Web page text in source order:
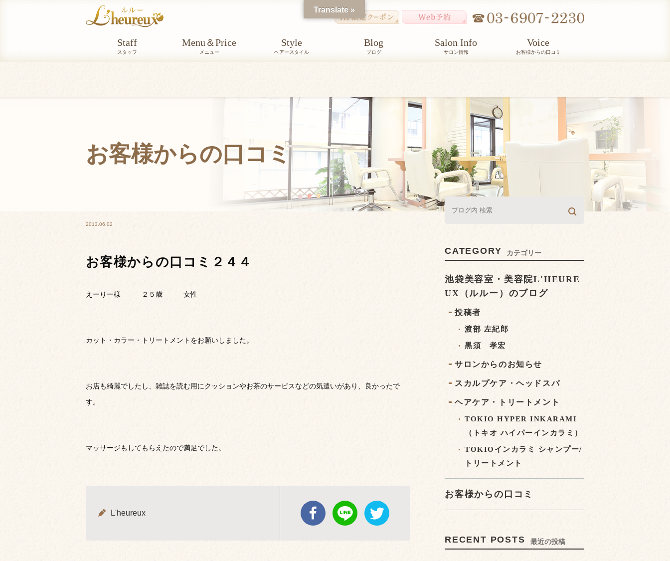
Staff
スタッフ
Menu＆Price
メニュー
Style
ヘアースタイル
Blog
ブログ
Salon Info
サロン情報
Voice
お客様からの口コミ
お客様からの口コミ
2013.06.02
お客様からの口コミ２４４
えーりー様 ２５歳 女性
カット・カラー・トリートメントをお願いしました。
お店も綺麗でしたし、雑誌を読む用にクッションやお茶のサービスなどの気遣いがあり、良かったで
す。
マッサージもしてもらえたので満足でした。
L'heureux
CATEGORY カテゴリー
池袋美容室・美容院L'HEURE
UX（ルルー）のブログ
投稿者
渡部 左紀郎
黒須 孝宏
サロンからのお知らせ
スカルプケア・ヘッドスパ
ヘアケア・トリートメント
TOKIO HYPER INKARAMI
（トキオ ハイパーインカラミ）
TOKIOインカラミ シャンプー/
トリートメント
お客様からの口コミ
RECENT POSTS 最近の投稿
Translate »